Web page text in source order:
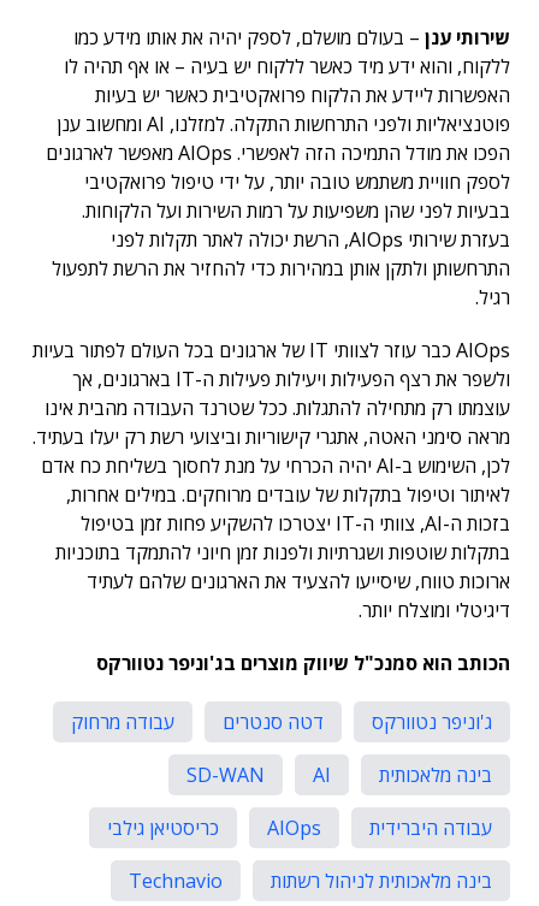
שירותי ענן – בעולם מושלם, לספק יהיה את אותו מידע כמו
ללקוח, והוא ידע מיד כאשר ללקוח יש בעיה – או אף תהיה לו
האפשרות ליידע את הלקוח פרואקטיבית כאשר יש בעיות
פוטנציאליות ולפני התרחשות התקלה. למזלנו, AI ומחשוב ענן
הפכו את מודל התמיכה הזה לאפשרי. AIOps מאפשר לארגונים
לספק חוויית משתמש טובה יותר, על ידי טיפול פרואקטיבי
בבעיות לפני שהן משפיעות על רמות השירות ועל הלקוחות.
בעזרת שירותי AIOps, הרשת יכולה לאתר תקלות לפני
התרחשותן ולתקן אותן במהירות כדי להחזיר את הרשת לתפעול
רגיל.
AIOps כבר עוזר לצוותי IT של ארגונים בכל העולם לפתור בעיות
ולשפר את רצף הפעילות ויעילות פעילות ה-IT בארגונים, אך
עוצמתו רק מתחילה להתגלות. ככל שטרנד העבודה מהבית אינו
מראה סימני האטה, אתגרי קישוריות וביצועי רשת רק יעלו בעתיד.
לכן, השימוש ב-AI יהיה הכרחי על מנת לחסוך בשליחת כח אדם
לאיתור וטיפול בתקלות של עובדים מרוחקים. במילים אחרות,
בזכות ה-AI, צוותי ה-IT יצטרכו להשקיע פחות זמן בטיפול
בתקלות שוטפות ושגרתיות ולפנות זמן חיוני להתמקד בתוכניות
ארוכות טווח, שיסייעו להצעיד את הארגונים שלהם לעתיד
דיגיטלי ומוצלח יותר.
הכותב הוא סמנכ"ל שיווק מוצרים בג'וניפר נטוורקס
ג'וניפר נטוורקס דטה סנטרים
עבודה מרחוק
בינה מלאכותית
AI
SD-WAN
עבודה היברידית
AIOps
כריסטיאן גילבי
בינה מלאכותית לניהול רשתות
Technavio